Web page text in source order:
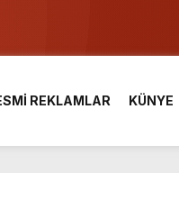
REKLAMLAR KÜNYE